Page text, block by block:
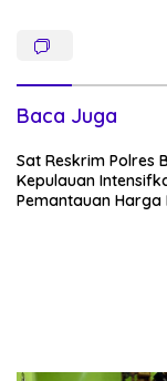
Baca Juga
Sat Reskrim Polres
Kepulauan
Pemantauan Harga